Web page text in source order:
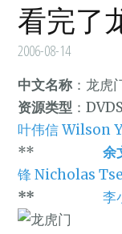
看完了
2006-08-14
中文名称 ：龙虎
资源类型 ：
叶伟信 Wilson
**余
锋 Nicholas Tse
**李